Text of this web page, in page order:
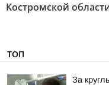
Костромской
ТОП
За